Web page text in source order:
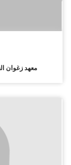
معهد زغوان